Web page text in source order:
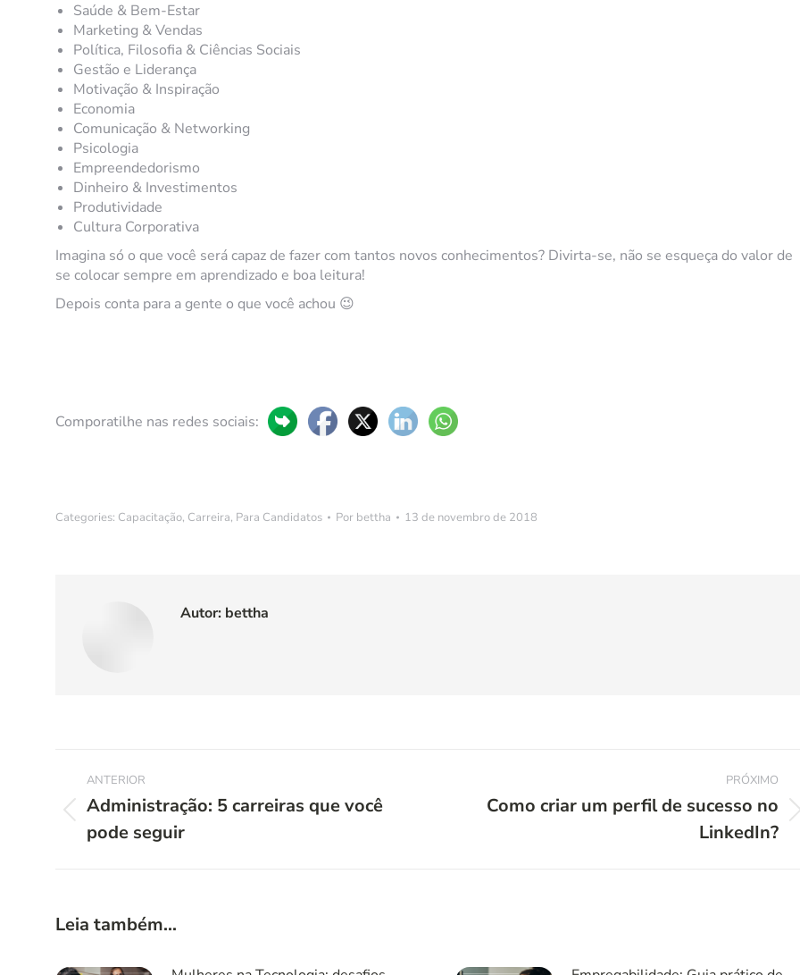
Saúde & Bem-Estar
Marketing & Vendas
Política, Filosofia & Ciências Sociais
Gestão e Liderança
Motivação & Inspiração
Economia
Comunicação & Networking
Psicologia
Empreendedorismo
Dinheiro & Investimentos
Produtividade
Cultura Corporativa
Imagina só o que você será capaz de fazer com tantos novos conhecimentos? Divirta-se, não se esqueça do valor de
se colocar sempre em aprendizado e boa leitura!
Depois conta para a gente o que você achou 😉
Comporatilhe nas redes sociais:
Categories: Capacitação, Carreira, Para Candidatos Por bettha 13 de novembro de 2018
Autor: bettha
Navegação
de
post:
ANTERIOR
Post
anterior:
Administração: 5 carreiras que você
pode seguir
PRÓXIMO
Próximo
Como criar um perfil de sucesso no
LinkedIn?
Leia também...